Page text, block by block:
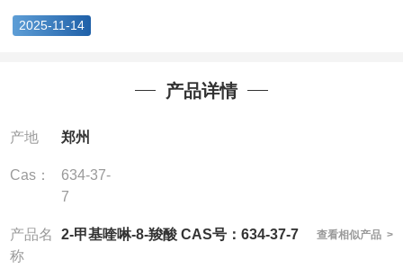
2025-11-14
产品详情
产地 郑州
Cas：
634-37-
7
产品名
称
2-甲基喹啉-8-羧酸 CAS号：634-37-7 查看相似产品 >